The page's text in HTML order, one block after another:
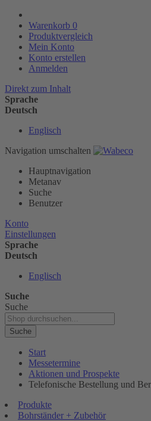
Warenkorb 0
Produktvergleich
Mein Konto
Konto erstellen
Anmelden
Direkt zum Inhalt
Sprache
Deutsch
Englisch
Navigation umschalten
Hauptnavigation
Metanav
Suche
Benutzer
Konto
Einstellungen
Sprache
Deutsch
Englisch
Suche
Suche
Suche
Start
Messetermine
Aktionen und Prospekte
Telefonische Bestellung und
Produkte
Bohrständer + Zubehör